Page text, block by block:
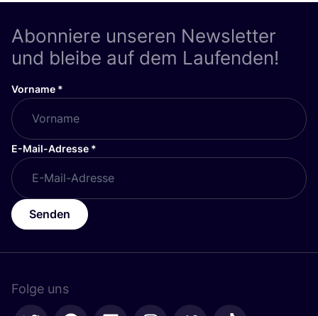
Abonniere unseren Newsletter
und bleibe auf dem Laufenden!
Vorname *
E-Mail-Adresse *
Senden
Folge uns